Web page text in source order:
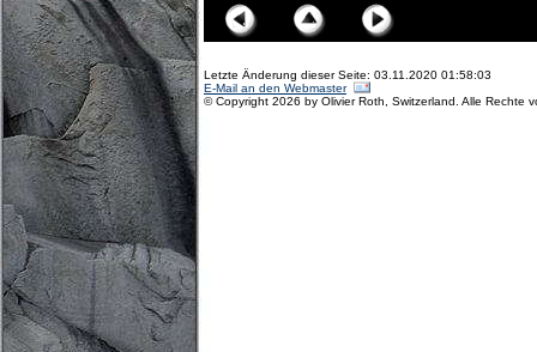
Letzte Änderung dieser Seite: 03.11.2020 01:58:03
E-Mail an den Webmaster
© Copyright 2026 by Olivier Roth, Switzerland. Alle Rechte